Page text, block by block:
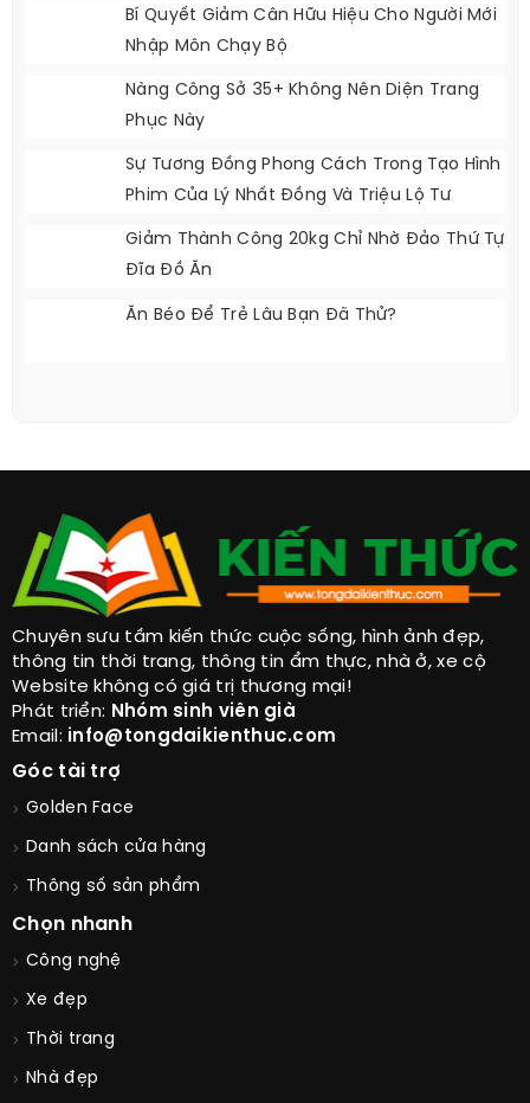
Bí Quyết Giảm Cân Hữu Hiệu Cho Người Mới
Nhập Môn Chạy Bộ
Nàng Công Sở 35+ Không Nên Diện Trang
Phục Này
Sự Tương Đồng Phong Cách Trong Tạo Hình
Phim Của Lý Nhất Đồng Và Triệu Lộ Tư
Giảm Thành Công 20kg Chỉ Nhờ Đảo Thứ Tự
Đĩa Đồ Ăn
Ăn Béo Để Trẻ Lâu Bạn Đã Thử?
Chuyên sưu tầm kiến thức cuộc sống, hình ảnh đẹp,
thông tin thời trang, thông tin ẩm thực, nhà ở, xe cộ
Website không có giá trị thương mại!
Phát triển: Nhóm sinh viên già
Email: info@tongdaikienthuc.com
Góc tài trợ
Golden Face
Danh sách cửa hàng
Thông số sản phẩm
Chọn nhanh
Công nghệ
Xe đẹp
Thời trang
Nhà đẹp